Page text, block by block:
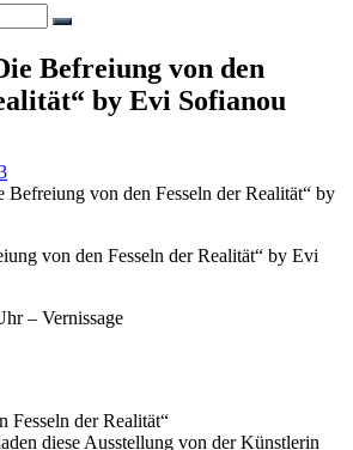
Suchen
Befreiung von den
by Evi Sofianou
Befreiung von den Fesseln der Realität“ by
von den Fesseln der Realität“ by Evi
– Vernissage
Fesseln der Realität“
diese Ausstellung von der Künstlerin